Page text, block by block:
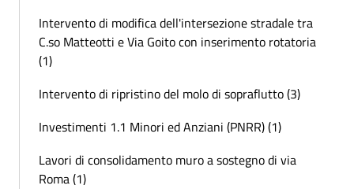
Intervento di modifica dell'intersezione stradale tra
C.so Matteotti e Via Goito con inserimento rotatoria
(1)
Intervento di ripristino del molo di sopraflutto (3)
Investimenti 1.1 Minori ed Anziani (PNRR) (1)
Lavori di consolidamento muro a sostegno di via
Roma (1)